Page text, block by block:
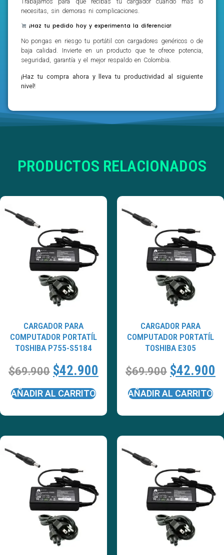
necesitas, sin demoras ni complicaciones.
¡Haz tu pedido hoy y experimenta la diferencia!
No pongas en riesgo tu portátil con cargadores genéricos o de
baja calidad. Invierte en un producto que te ofrece potencia,
seguridad, garantía y el mejor respaldo en Colombia.
¡Haz tu compra ahora y lleva tu productividad al siguiente
nivel!
PRODUCTOS RELACIONADOS
CARGADOR PARA
COMPUTADOR PORTATÍL
TOSHIBA P755-S5184
$69.900 $42.900
AÑADIR AL CARRITO
CARGADOR PARA
COMPUTADOR PORTATÍL
TOSHIBA E305
$69.900 $42.900
AÑADIR AL CARRITO